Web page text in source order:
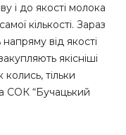
і до якості молока
кількості. Зараз
від якості
якісніші
тільки
СОК “Бучацький